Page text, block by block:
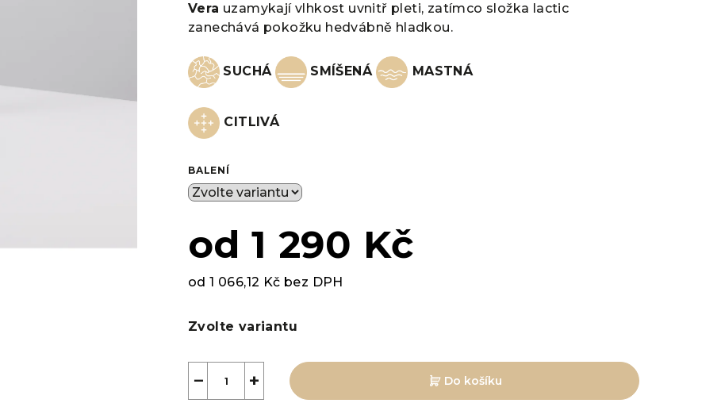
Vera uzamykají vlhkost uvnitř pleti, zatímco složka lactic
zanechává pokožku hedvábně hladkou.
SUCHÁ SMÍŠENÁ MASTNÁ
CITLIVÁ
BALENÍ
od1 290 Kč
od1 066,12 Kč bez DPH
cena:
Zvolte variantu
+
− Do košíku